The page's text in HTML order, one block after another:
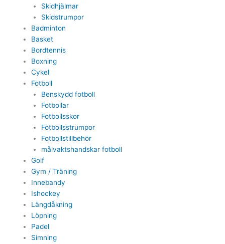
Skidhjälmar
Skidstrumpor
Badminton
Basket
Bordtennis
Boxning
Cykel
Fotboll
Benskydd fotboll
Fotbollar
Fotbollsskor
Fotbollsstrumpor
Fotbollstillbehör
målvaktshandskar fotboll
Golf
Gym / Träning
Innebandy
Ishockey
Längdåkning
Löpning
Padel
Simning